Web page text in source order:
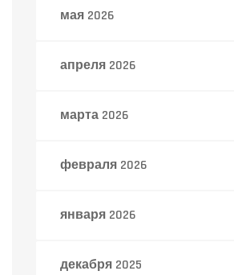
мая 2026
апреля 2026
марта 2026
февраля 2026
января 2026
декабря 2025